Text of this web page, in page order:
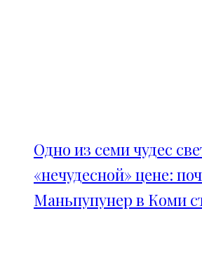
Одно из семи чудес
«нечудесной» цене:
Маньпупунер в Коми